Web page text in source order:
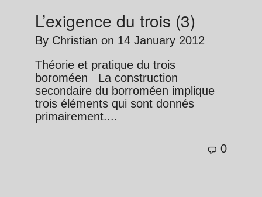
L’exigence du trois (3)
By Christian on 14 January 2012
Théorie et pratique du trois
boroméen La construction
secondaire du borroméen implique
trois éléments qui sont donnés
primairement....
0